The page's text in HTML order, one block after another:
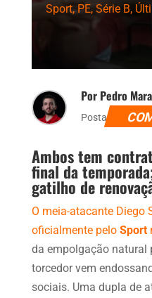
Sport, PE, Série B,
Por Pedro
Postado dia 30
Ambos tem
final da
gatilho de
O meia-atacante Diego
oficialmente pelo Sport
da empolgação natural
torcedor vem
sociais. Uma dupla de